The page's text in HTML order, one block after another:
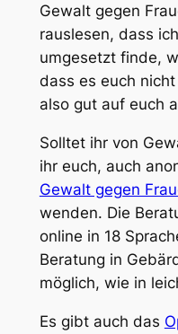
Gewalt gegen
rauslesen, dass
umgesetzt finde,
dass es euch
also gut auf euch
Solltet ihr von
ihr euch, auch
Gewalt gegen
wenden. Die
online in 18
Beratung in
möglich, wie in
Es gibt auch das